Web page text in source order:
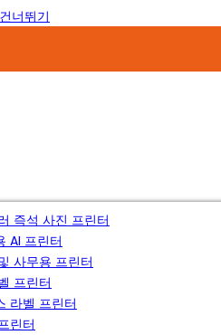
너뛰기
즉석 사진 프린터
AI 프린터
사무용 프린터
프린터
라벨 프린터
린터